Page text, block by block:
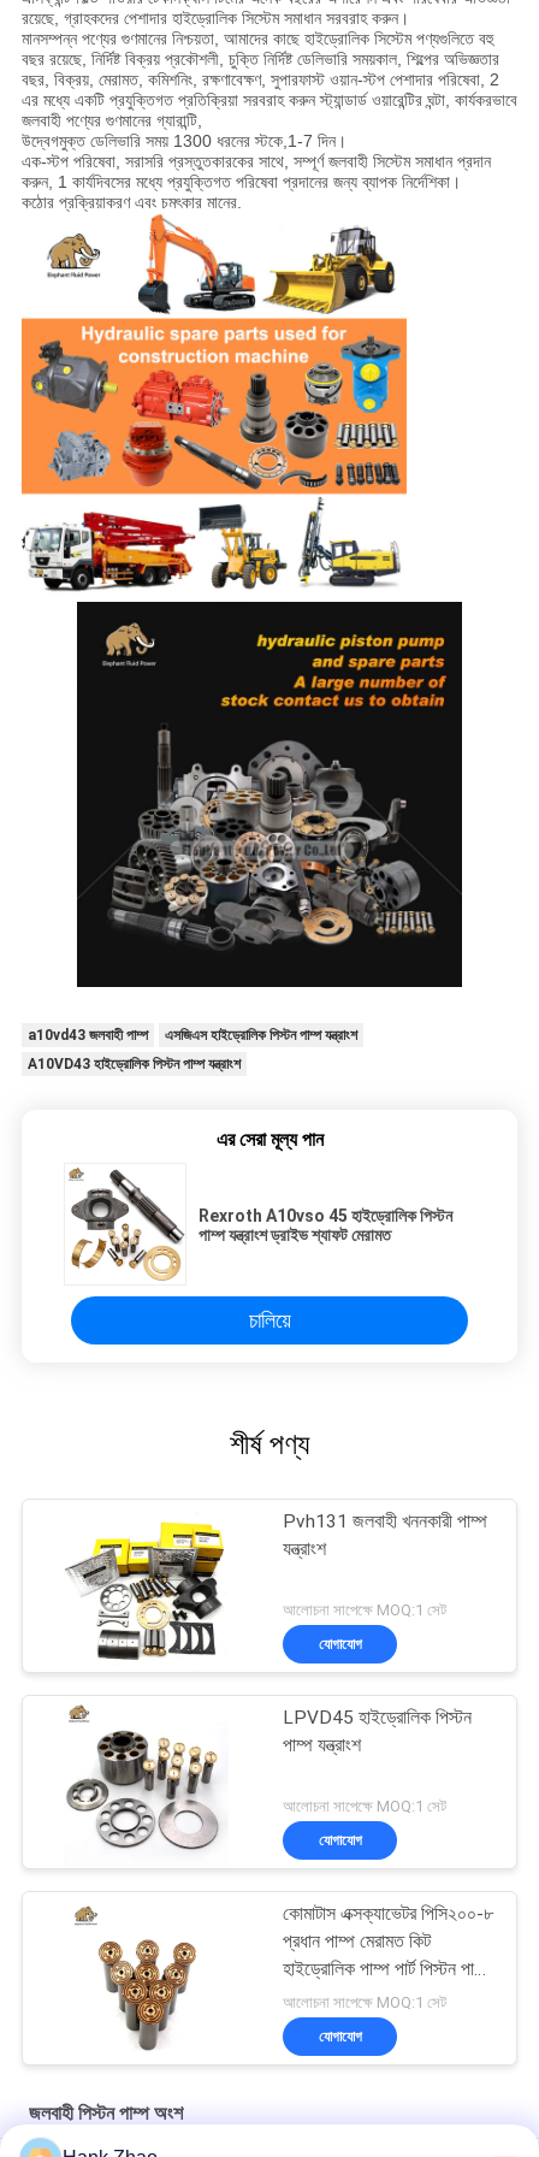
রয়েছে, গ্রাহকদের পেশাদার হাইড্রোলিক সিস্টেম সমাধান সরবরাহ করুন।
মানসম্পন্ন পণ্যের গুণমানের নিশ্চয়তা, আমাদের কাছে হাইড্রোলিক সিস্টেম পণ্যগুলিতে বহু
বছর রয়েছে, নির্দিষ্ট বিক্রয় প্রকৌশলী, চুক্তি নির্দিষ্ট ডেলিভারি সময়কাল, শিল্পের অভিজ্ঞতার
বছর, বিক্রয়, মেরামত, কমিশনিং, রক্ষণাবেক্ষণ, সুপারফাস্ট ওয়ান-স্টপ পেশাদার পরিষেবা, 2
এর মধ্যে একটি প্রযুক্তিগত প্রতিক্রিয়া সরবরাহ করুন স্ট্যান্ডার্ড ওয়ারেন্টির ঘন্টা, কার্যকরভাবে
জলবাহী পণ্যের গুণমানের গ্যারান্টি,
উদ্বেগমুক্ত ডেলিভারি সময় 1300 ধরনের স্টকে,1-7 দিন।
এক-স্টপ পরিষেবা, সরাসরি প্রস্তুতকারকের সাথে, সম্পূর্ণ জলবাহী সিস্টেম সমাধান প্রদান
করুন, 1 কার্যদিবসের মধ্যে প্রযুক্তিগত পরিষেবা প্রদানের জন্য ব্যাপক নির্দেশিকা।
কঠোর প্রক্রিয়াকরণ এবং চমৎকার মানের.
a10vd43 জলবাহী পাম্প
এসজিএস হাইড্রোলিক পিস্টন পাম্প যন্ত্রাংশ
A10VD43 হাইড্রোলিক পিস্টন পাম্প যন্ত্রাংশ
এর সেরা মূল্য পান
Rexroth A10vso 45 হাইড্রোলিক পিস্টন
পাম্প যন্ত্রাংশ ড্রাইভ শ্যাফট মেরামত
চালিয়ে
শীর্ষ পণ্য
Pvh131 জলবাহী খননকারী পাম্প
যন্ত্রাংশ
আলোচনা সাপেক্ষে MOQ:1 সেট
যোগাযোগ
LPVD45 হাইড্রোলিক পিস্টন
পাম্প যন্ত্রাংশ
আলোচনা সাপেক্ষে MOQ:1 সেট
যোগাযোগ
কোমাটাস এক্সক্যাভেটর পিসি২০০-৮
প্রধান পাম্প মেরামত কিট
হাইড্রোলিক পাম্প পার্ট পিস্টন পাম্প
রক্ষণাবেক্ষণ মেরামতের পরিষেবা
আলোচনা সাপেক্ষে MOQ:1 সেট
যোগাযোগ
জলবাহী পিস্টন পাম্প অংশ